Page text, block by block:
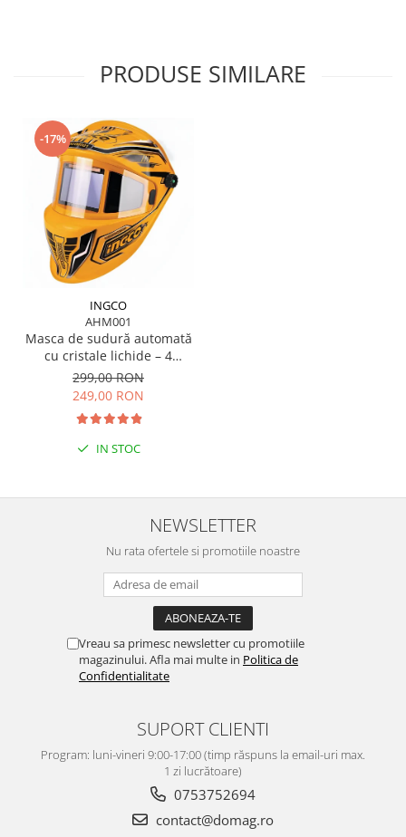
PRODUSE SIMILARE
-17%
INGCO
AHM001
Masca de sudură automată
cu cristale lichide – 4
senzori, vizor XL, protecție
DIN 16
299,00 RON
249,00 RON
IN STOC
NEWSLETTER
Nu rata ofertele si promotiile noastre
Vreau sa primesc newsletter cu promotiile
magazinului. Afla mai multe in Politica de
Confidentialitate
SUPORT CLIENTI
Program: luni-vineri 9:00-17:00 (timp răspuns la email-uri max.
1 zi lucrătoare)
0753752694
contact@domag.ro